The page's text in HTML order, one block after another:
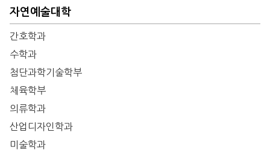
자연예술대학
간호학과
수학과
첨단과학기술학부
체육학부
의류학과
산업디자인학과
미술학과